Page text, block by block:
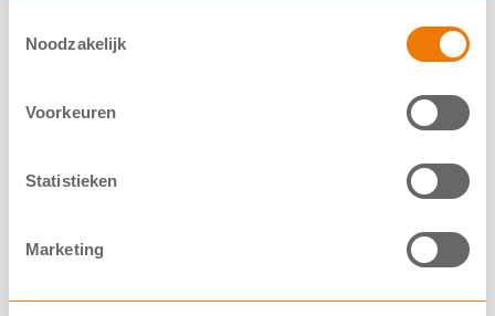
Noodzakelijk
Voorkeuren
Statistieken
Marketing
is, dan delen we dat natuurlijk met jullie.
Bekijk alle nieuwsberichten
toekomstige CF-behandelingen?